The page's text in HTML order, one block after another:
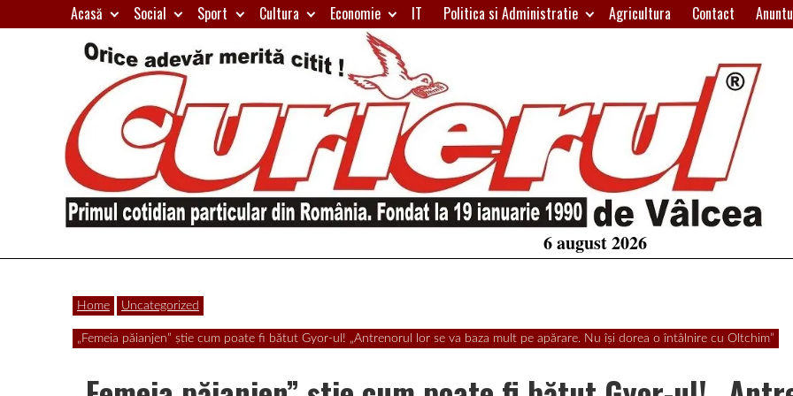
to
Acasă Social Sport Cultura Economie IT Politica si Administratie Agricultura Contact
Curierul
de
Primul
particular
din
România
6 august 2026
Home Uncategorized
„Femeia păianjen” ştie cum poate fi bătut Gyor-ul! „Antrenorul lor se va baza mult pe apărare. Nu îşi dorea o întâlnire cu Oltchim”